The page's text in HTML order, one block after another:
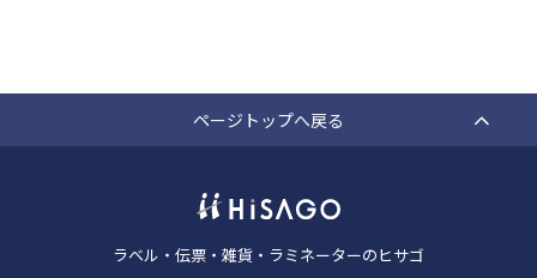
ページトップへ戻る
ラベル・伝票・雑貨・ラミネーターのヒサゴ